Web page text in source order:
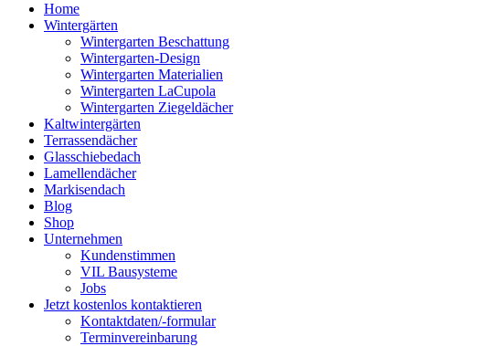
Home
Wintergärten
Wintergarten Beschattung
Wintergarten-Design
Wintergarten Materialien
Wintergarten LaCupola
Wintergarten Ziegeldächer
Kaltwintergärten
Terrassendächer
Glasschiebedach
Lamellendächer
Markisendach
Blog
Shop
Unternehmen
Kundenstimmen
VIL Bausysteme
Jobs
Jetzt kostenlos kontaktieren
Kontaktdaten/-formular
Terminvereinbarung